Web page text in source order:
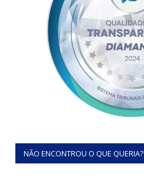
NÃO ENCONTROU O QUE QUERIA?